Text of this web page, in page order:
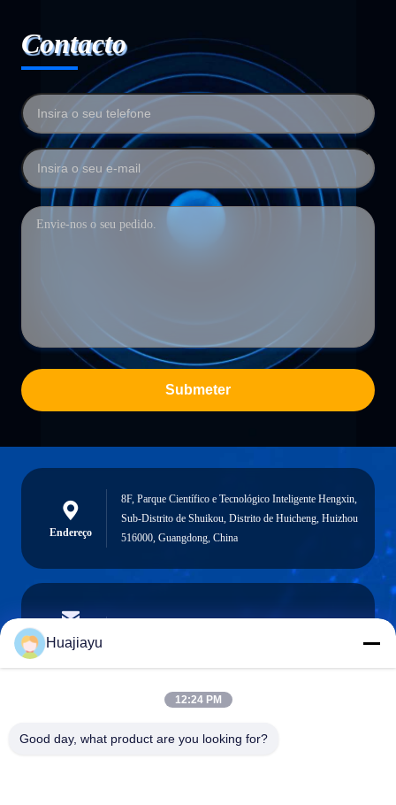
Contacto
Submeter
Endereço
8F, Parque Científico e Tecnológico Inteligente Hengxin,
Sub-Distrito de Shuikou, Distrito de Huicheng, Huizhou
516000, Guangdong, China
E-mail
Telefone
Huajiayu
12:24 PM
Good day, what product are you looking for?